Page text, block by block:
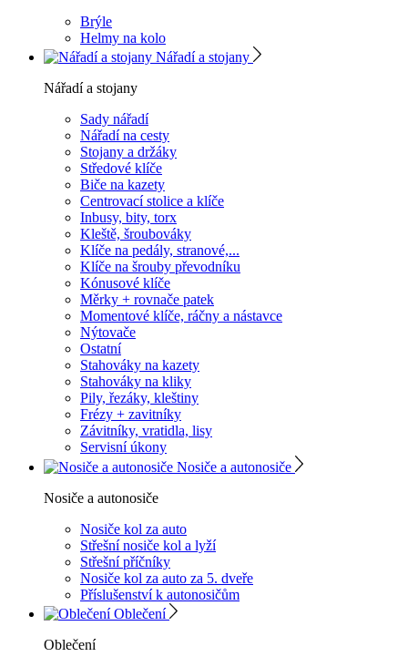
Brýle
Helmy na kolo
Nářadí a stojany
Nářadí a stojany
Sady nářadí
Nářadí na cesty
Stojany a držáky
Středové klíče
Biče na kazety
Centrovací stolice a klíče
Inbusy, bity, torx
Kleště, šroubováky
Klíče na pedály, stranové,...
Klíče na šrouby převodníku
Kónusové klíče
Měrky + rovnače patek
Momentové klíče, ráčny a nástavce
Nýtovače
Ostatní
Stahováky na kazety
Stahováky na kliky
Pily, řezáky, kleštiny
Frézy + zavitníky
Závitníky, vratidla, lisy
Servisní úkony
Nosiče a autonosiče
Nosiče a autonosiče
Nosiče kol za auto
Střešní nosiče kol a lyží
Střešní příčníky
Nosiče kol za auto za 5. dveře
Příslušenství k autonosičům
Oblečení
Oblečení